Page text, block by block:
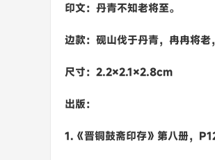
印文：丹青不知老将至。
边款：砚山伐于丹青，冉冉将老
尺寸：2.2×2.1×2.8cm
出版：
1.《晋铜鼓斋印存》第八册，